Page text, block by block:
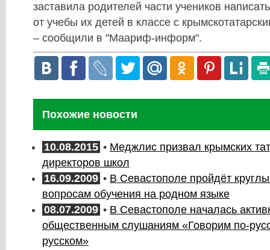
заставила родителей части учеников
от учебы их детей в классе с
– сообщили в "Маариф-информ".
Похожие новости
10.08.2015 • Меджлис призвал крымских
директоров школ
16.09.2009 • В Севастополе пройдёт
вопросам обучения на родном языке
08.07.2009 • В Севастополе началась
общественным слушаниям «Говорим по-
русском»